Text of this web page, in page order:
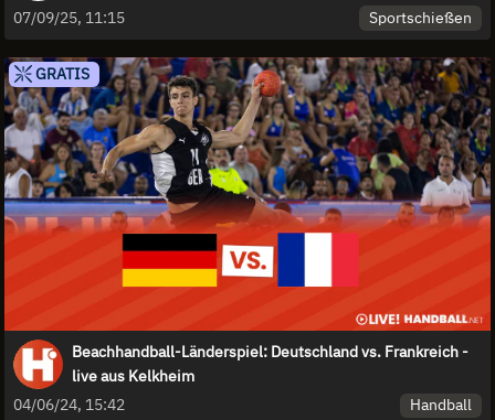
07/09/25, 11:15
Sportschießen
GRATIS
Beachhandball-Länderspiel: Deutschland vs. Frankreich -
live aus Kelkheim
04/06/24, 15:42
Handball